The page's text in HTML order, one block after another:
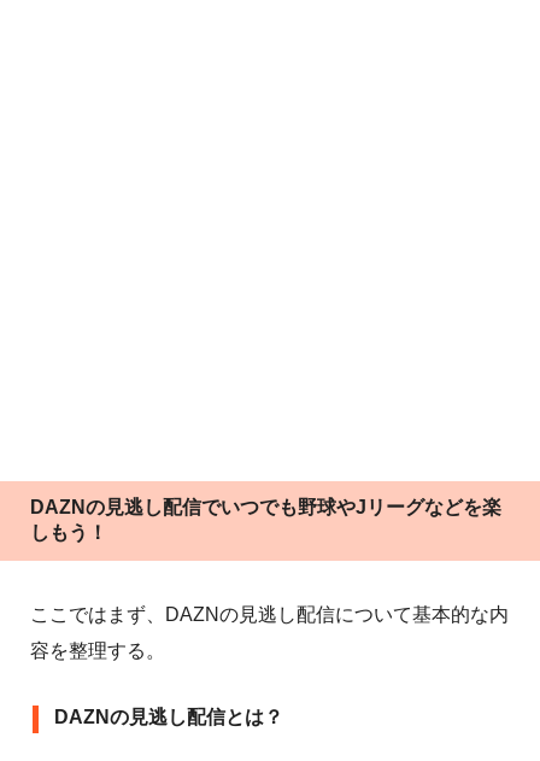
DAZNの見逃し配信でいつでも野球やJリーグなどを楽
しもう！
ここではまず、DAZNの見逃し配信について基本的な内
容を整理する。
DAZNの見逃し配信とは？